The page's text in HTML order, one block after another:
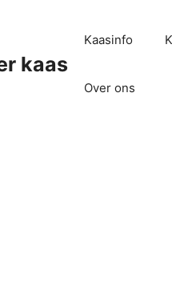
kaas
Kaasinfo
Over ons